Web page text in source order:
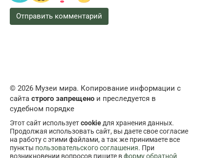
© 2026 Музеи мира. Копирование информации с
сайта строго запрещено и преследуется в
судебном порядке
Этот сайт используетcookieдля хранения данных.
Продолжая использовать сайт, вы даете свое согласие
на работу с этими файлами, а так же принимаете все
пункты пользовательского соглашения. При
возникновении вопросов пишите вформу обратной